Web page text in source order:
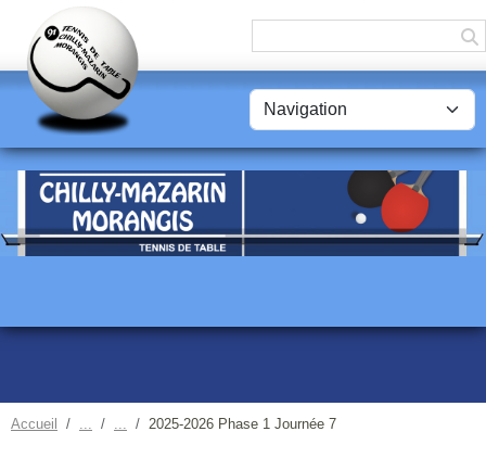
Accueil 2025-2026 Phase 1 Journée 7
Panneau de gestion des cookies